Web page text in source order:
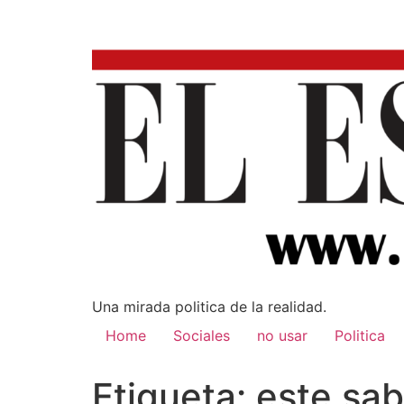
Una mirada poli­tica de la realidad.
Home
Sociales no usar Politica